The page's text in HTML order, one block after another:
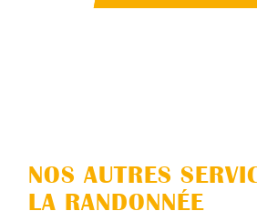
NOS AUTRES
LA RANDONNÉE